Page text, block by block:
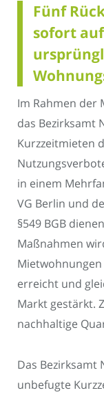
Fünf
sofort
Im Rahmen der
das Bezirksamt
Kurzzeitmieten
in einem
VG Berlin und
§549 BGB
Maßnahmen
erreicht und
Markt gestärkt.
nachhaltige
Das Bezirksamt
unbefugte